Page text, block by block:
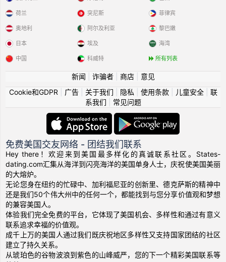
荷兰
奥地利
日本
中国
突尼斯
阿尔及利亚
埃及
科威特
菲律宾
黎巴嫩
海湾
所有列表
新闻 诈骗者| 商店| 意见
Cookie和GDPR
广告| 关于我们 隐私 使用条款| 儿童安全| 联
系我们
常见问题
免费美国交友网络 - 团结我们联系
Hey there！欢迎来到美国最多样化的真诚联系社区。States-
dating.com汇集从海洋到闪亮海洋的美国单身人士，庆祝使美国美丽
的大熔炉。
无论您身在纽约的忙碌中、加利福尼亚的创新里、德克萨斯的精神中
还是我们50个伟大州中的任何一个，都能找到与您分享价值观和梦想
的兼容美国人。
体验我们完全免费的平台，它体现了美国机会、多样性和通过有意义
联系追求幸福的价值观。
成千上万的美国人通过我们既庆祝地区多样性又支持国家团结的社区
建立了持久关系。
从琥珀色的谷物波浪到紫色的山峰威严，您的下一个精彩美国联系等